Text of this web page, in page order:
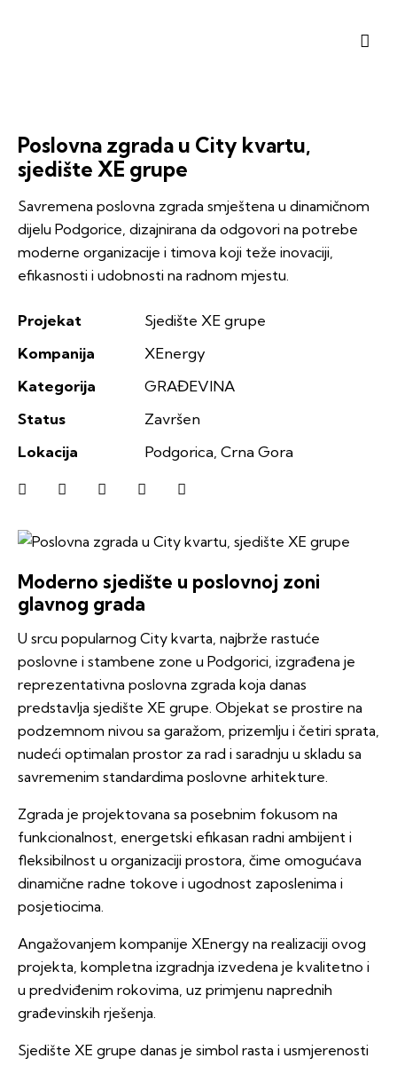
Poslovna zgrada u City kvartu,
sjedište XE grupe
Savremena poslovna zgrada smještena u dinamičnom
dijelu Podgorice, dizajnirana da odgovori na potrebe
moderne organizacije i timova koji teže inovaciji,
efikasnosti i udobnosti na radnom mjestu.
Projekat
Sjedište XE grupe
Kompanija
XEnergy
Kategorija
GRAĐEVINA
Status
Završen
Lokacija
Podgorica, Crna Gora
Moderno sjedište u poslovnoj zoni
glavnog grada
U srcu popularnog City kvarta, najbrže rastuće
poslovne i stambene zone u Podgorici, izgrađena je
reprezentativna poslovna zgrada koja danas
predstavlja sjedište XE grupe. Objekat se prostire na
podzemnom nivou sa garažom, prizemlju i četiri sprata,
nudeći optimalan prostor za rad i saradnju u skladu sa
savremenim standardima poslovne arhitekture.
Zgrada je projektovana sa posebnim fokusom na
funkcionalnost, energetski efikasan radni ambijent i
fleksibilnost u organizaciji prostora, čime omogućava
dinamične radne tokove i ugodnost zaposlenima i
posjetiocima.
Angažovanjem kompanije XEnergy na realizaciji ovog
projekta, kompletna izgradnja izvedena je kvalitetno i
u predviđenim rokovima, uz primjenu naprednih
građevinskih rješenja.
Sjedište XE grupe danas je simbol rasta i usmjerenosti